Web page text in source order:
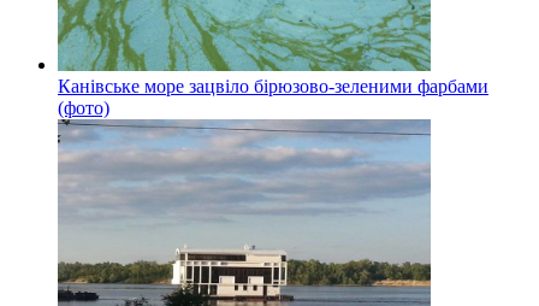
Канівське море зацвіло бірюзово-зеленими фарбами
(фото)